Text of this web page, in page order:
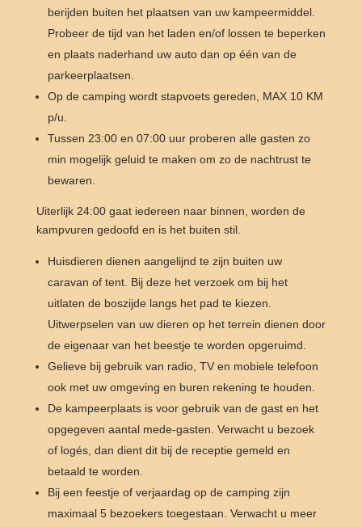
berijden buiten het plaatsen van uw kampeermiddel.
Probeer de tijd van het laden en/of lossen te beperken
en plaats naderhand uw auto dan op één van de
parkeerplaatsen.
Op de camping wordt stapvoets gereden, MAX 10 KM
p/u.
Tussen 23:00 en 07:00 uur proberen alle gasten zo
min mogelijk geluid te maken om zo de nachtrust te
bewaren.
Uiterlijk 24:00 gaat iedereen naar binnen, worden de
kampvuren gedoofd en is het buiten stil.
Huisdieren dienen aangelijnd te zijn buiten uw
caravan of tent. Bij deze het verzoek om bij het
uitlaten de boszijde langs het pad te kiezen.
Uitwerpselen van uw dieren op het terrein dienen door
de eigenaar van het beestje te worden opgeruimd.
Gelieve bij gebruik van radio, TV en mobiele telefoon
ook met uw omgeving en buren rekening te houden.
De kampeerplaats is voor gebruik van de gast en het
opgegeven aantal mede-gasten. Verwacht u bezoek
of logés, dan dient dit bij de receptie gemeld en
betaald te worden.
Bij een feestje of verjaardag op de camping zijn
maximaal 5 bezoekers toegestaan. Verwacht u meer